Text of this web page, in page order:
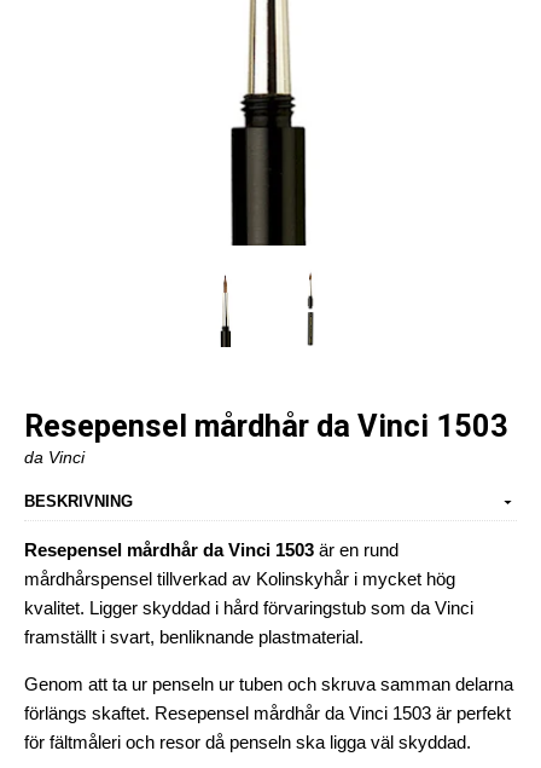
Resepensel mårdhår da Vinci 1503
da Vinci
BESKRIVNING
Resepensel mårdhår da Vinci 1503 är en rund
mårdhårspensel tillverkad av Kolinskyhår i mycket hög
kvalitet. Ligger skyddad i hård förvaringstub som da Vinci
framställt i svart, benliknande plastmaterial.
Genom att ta ur penseln ur tuben och skruva samman delarna
förlängs skaftet. Resepensel mårdhår da Vinci 1503 är perfekt
för fältmåleri och resor då penseln ska ligga väl skyddad.